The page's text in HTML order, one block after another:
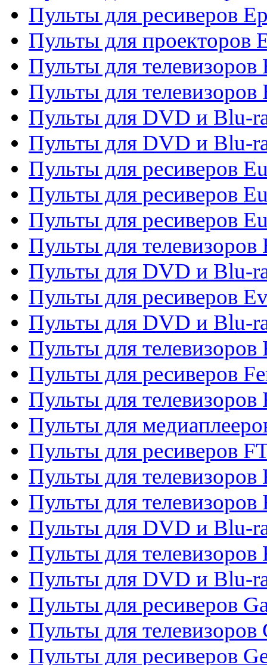
Пульты для ресиверов
Пульты для проекторов
Пульты для телевизоров
Пульты для телевизоров
Пульты для DVD и Blu-
Пульты для DVD и Blu-
Пульты для ресиверов
Пульты для ресиверов
Пульты для ресиверов
Пульты для телевизоров
Пульты для DVD и Blu-
Пульты для ресиверов
Пульты для DVD и Blu-
Пульты для телевизоров
Пульты для ресиверов
Пульты для
Пульты для
Пульты для ресиверов
Пульты для телевизоров
Пульты для телевизоров
Пульты для DVD и Blu-
Пульты для телевизоров
Пульты для DVD и Blu-
Пульты для ресиверов
Пульты для телевизоров
Пульты для ресиверов